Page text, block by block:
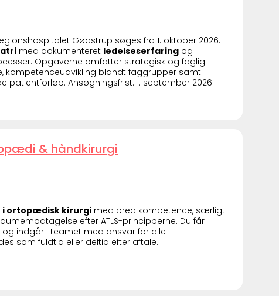
Gødstrup søges fra 1. oktober 2026.
med dokumenteret ledelseserfaring og
Opgaverne omfatter strategisk og faglig
kompetenceudvikling blandt faggrupper samt
Ansøgningsfrist: 1. september 2026.
& håndkirurgi
ortopædisk kirurgi med bred kompetence, særligt
efter ATLS-principperne. Du får
og indgår i teamet med ansvar for alle
som fuldtid eller deltid efter aftale.